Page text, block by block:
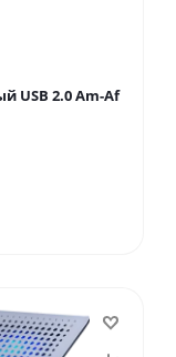
USB 2.0 Am-Af